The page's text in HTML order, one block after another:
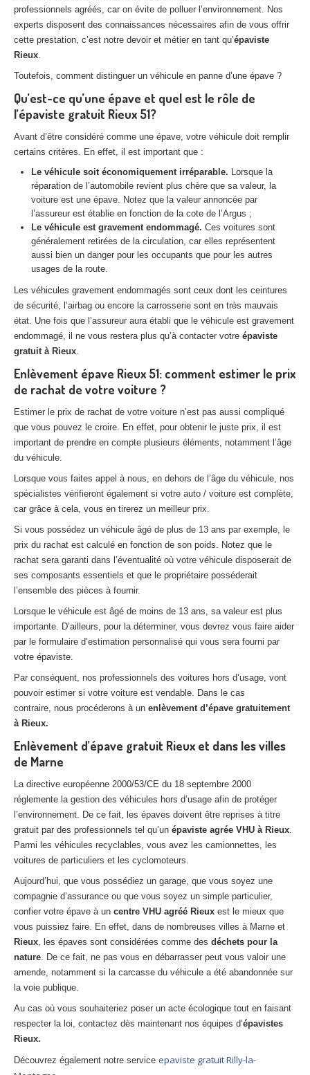
Centre
agréé VHU 77 : casse auto avec destruction
Centreagréé VHU 78 : casse auto avec destruction
Centreagréé VHU 91 : casse auto avec destruction
Centreagréé VHU 92 : casse auto avec destruction
Centreagréé VHU 94 : casse auto avec destruction
Centreagréé VHU 95 : casse auto avec destruction
DOCUMENTS À JOINDRE
RACHATVÉHICULES
CONTACT
01 83 64 20 40
professionnels agréés, car on évite de polluer l’environnement. Nos
experts disposent des connaissances nécessaires afin de vous offrir
cette prestation, c’est notre devoir et métier en tant qu’épaviste
Rieux.
Toutefois, comment distinguer un véhicule en panne d’une épave ?
Qu’est-ce qu’une épave et quel est le rôle de
l’épaviste gratuit Rieux 51?
Avant d’être considéré comme une épave, votre véhicule doit remplir
certains critères. En effet, il est important que :
Le véhicule soit économiquement irréparable. Lorsque la
réparation de l’automobile revient plus chère que sa valeur, la
voiture est une épave. Notez que la valeur annoncée par
l’assureur est établie en fonction de la cote de l’Argus ;
Le véhicule est gravement endommagé. Ces voitures sont
généralement retirées de la circulation, car elles représentent
aussi bien un danger pour les occupants que pour les autres
usages de la route.
Les véhicules gravement endommagés sont ceux dont les ceintures
de sécurité, l’airbag ou encore la carrosserie sont en très mauvais
état. Une fois que l’assureur aura établi que le véhicule est gravement
endommagé, il ne vous restera plus qu’à contacter votre épaviste
gratuit à Rieux.
Enlèvement épave Rieux 51: comment estimer le prix
de rachat de votre voiture ?
Estimer le prix de rachat de votre voiture n’est pas aussi compliqué
que vous pouvez le croire. En effet, pour obtenir le juste prix, il est
important de prendre en compte plusieurs éléments, notamment l’âge
du véhicule.
Lorsque vous faites appel à nous, en dehors de l’âge du véhicule, nos
spécialistes vérifieront également si votre auto / voiture est complète,
car grâce à cela, vous en tirerez un meilleur prix.
Si vous possédez un véhicule âgé de plus de 13 ans par exemple, le
prix du rachat est calculé en fonction de son poids. Notez que le
rachat sera garanti dans l’éventualité où votre véhicule disposerait de
ses composants essentiels et que le propriétaire posséderait
l’ensemble des pièces à fournir.
Lorsque le véhicule est âgé de moins de 13 ans, sa valeur est plus
importante. D’ailleurs, pour la déterminer, vous devrez vous faire aider
par le formulaire d’estimation personnalisé qui vous sera fourni par
votre épaviste.
Par conséquent, nos professionnels des voitures hors d’usage, vont
pouvoir estimer si votre voiture est vendable. Dans le cas
contraire, nous procéderons à un enlèvement d’épave gratuitement
à Rieux.
Enlèvement d’épave gratuit Rieux et dans les villes
de Marne
La directive européenne 2000/53/CE du 18 septembre 2000
réglemente la gestion des véhicules hors d’usage afin de protéger
l’environnement. De ce fait, les épaves doivent être reprises à titre
gratuit par des professionnels tel qu’un épaviste agrée VHU à Rieux.
Parmi les véhicules recyclables, vous avez les camionnettes, les
voitures de particuliers et les cyclomoteurs.
Aujourd’hui, que vous possédiez un garage, que vous soyez une
compagnie d’assurance ou que vous soyez un simple particulier,
confier votre épave à un centre VHU agréé Rieux est le mieux que
vous puissiez faire. En effet, dans de nombreuses villes à Marne et
Rieux, les épaves sont considérées comme des déchets pour la
nature. De ce fait, ne pas vous en débarrasser peut vous valoir une
amende, notamment si la carcasse du véhicule a été abandonnée sur
la voie publique.
Au cas où vous souhaiteriez poser un acte écologique tout en faisant
respecter la loi, contactez dès maintenant nos équipes d’épavistes
Rieux.
Découvrez également notre service epaviste gratuit Rilly-la-